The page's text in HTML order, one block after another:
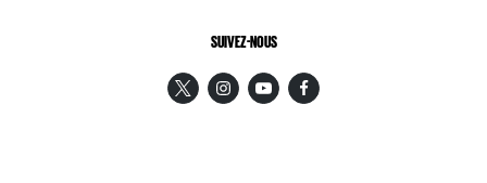
SUIVEZ-NOUS